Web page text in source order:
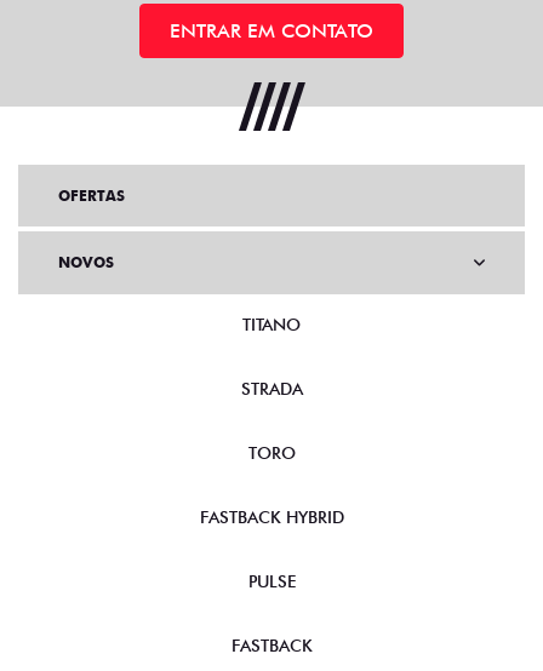
ENTRAR EM CONTATO
OFERTAS
NOVOS
TITANO
STRADA
TORO
FASTBACK HYBRID
PULSE
FASTBACK